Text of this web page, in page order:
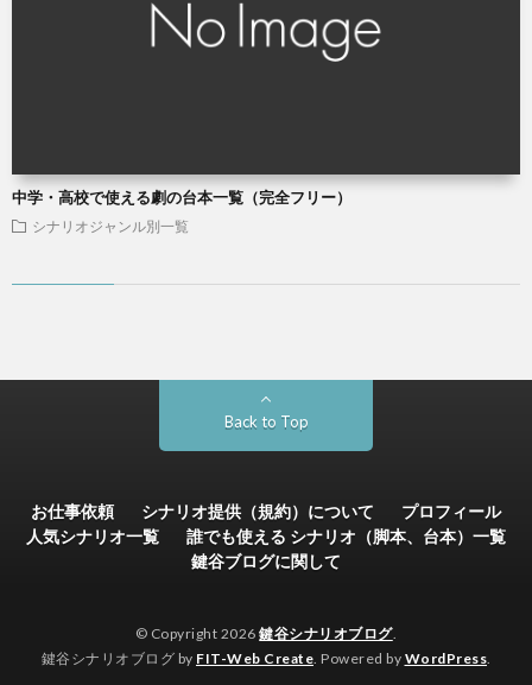
中学・高校で使える劇の台本一覧（完全フリー）
シナリオジャンル別一覧
Back to Top
お仕事依頼 シナリオ提供（規約）について
プロフィール
人気シナリオ一覧
誰でも使える シナリオ（脚本、台本）一覧
鍵谷ブログに関して
© Copyright 2026鍵谷シナリオブログ.
鍵谷シナリオブログ by FIT-Web Create . Powered by WordPress